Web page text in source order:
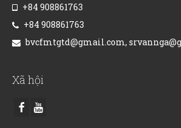
+84 908861763
+84 908861763
bvcfmtgtd@gmail.com,
Xã hội